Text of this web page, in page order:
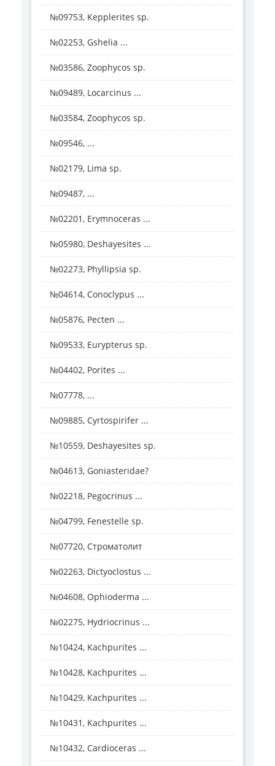
№09753, Kepplerites sp.
№02253, Gshelia ...
№03586, Zoophycos sp.
№09489, Locarcinus ...
№03584, Zoophycos sp.
№09546, ...
№02179, Lima sp.
№09487, ...
№02201, Erymnoceras ...
№05980, Deshayesites ...
№02273, Phyllipsia sp.
№04614, Conoclypus ...
№05876, Pecten ...
№09533, Eurypterus sp.
№04402, Porites ...
№07778, ...
№09885, Cyrtospirifer ...
№10559, Deshayesites sp.
№04613, Goniasteridae?
№02218, Pegocrinus ...
№04799, Fenestelle sp.
№07720, Строматолит
№02263, Dictyoclostus ...
№04608, Ophioderma ...
№02275, Hydriocrinus ...
№10424, Kachpurites ...
№10428, Kachpurites ...
№10429, Kachpurites ...
№10431, Kachpurites ...
№10432, Cardioceras ...